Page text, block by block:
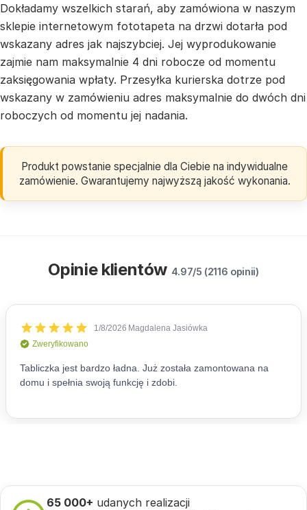
Dokładamy wszelkich starań, aby zamówiona w naszym
sklepie internetowym fototapeta na drzwi dotarła pod
wskazany adres jak najszybciej. Jej wyprodukowanie
zajmie nam maksymalnie 4 dni robocze od momentu
zaksięgowania wpłaty. Przesyłka kurierska dotrze pod
wskazany w zamówieniu adres maksymalnie do dwóch dni
roboczych od momentu jej nadania.
Produkt powstanie specjalnie dla Ciebie na indywidualne
zamówienie. Gwarantujemy najwyższą jakość wykonania.
Opinie klientów 4.97/5 (2116 opinii)
65 000+ udanych realizacji